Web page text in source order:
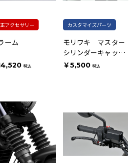
アクセサリー
ーム
税込
カスタマイズパーツ
モリワキ マスター
シリンダーキャップ
チタンゴールド
￥5,500 税込